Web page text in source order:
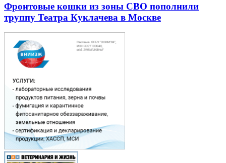
Фронтовые кошки из зоны СВО пополнили
труппу Театра Куклачева в Москве